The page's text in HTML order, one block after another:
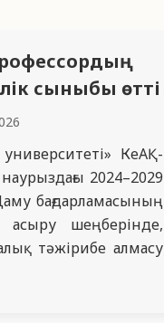
сыныбы өтті
КеАҚ-
2024–2029
бағдарламасының
асыру шеңберінде,
тәжірибе алмасу
08–12 маусым